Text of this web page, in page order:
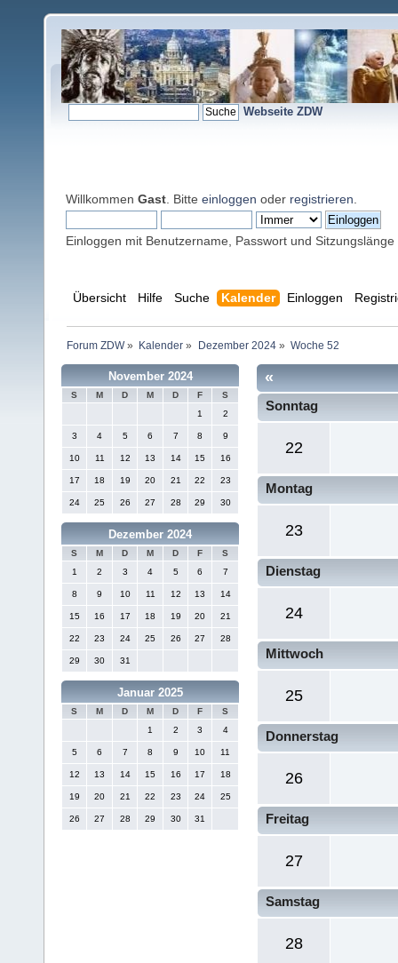
Webseite ZDW
Willkommen Gast . Bitte einloggen oder registrieren
Einloggen mit Benutzername, Passwort und Sitzungslänge
Übersicht Hilfe Suche Kalender Einloggen
Forum ZDW» Kalender » Dezember 2024» Woche 52
November 2024
S M D M D F
S
1
2
3 4 5 6 7 8 9
10 11 12 13 14 15 16
17 18 19 20 21 22 23
24 25 26 27 28 29 30
Dezember 2024
S M D M D F
S
1
2 3 4 5 6 7
8 9 10 11 12 13 14
15 16 17 18 19 20 21
22 23 24 25 26 27 28
29 30 31
Januar 2025
S M D M D F
S
1
2 3 4
5 6 7 8 9 10 11
12 13 14 15 16 17 18
19 20 21 22 23 24 25
26 27 28 29 30 31
«
Sonntag
22
Montag
23
Dienstag
24
Mittwoch
25
Donnerstag
26
Freitag
27
Samstag
28